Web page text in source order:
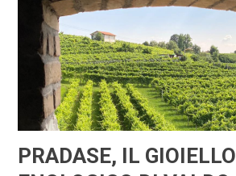
PRADASE, IL GIOIELLO